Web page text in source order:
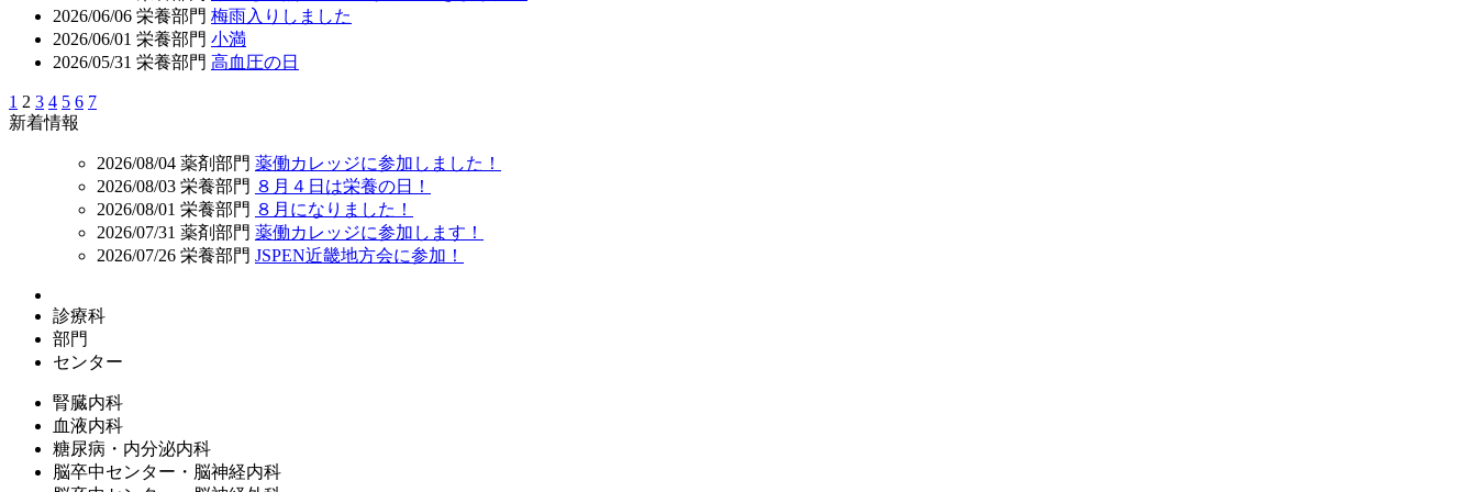
2026/06/06 栄養部門 梅雨入りしました
2026/06/01 栄養部門 小満
2026/05/31 栄養部門 高血圧の日
1 2 3 4 5 6 7
新着情報
2026/08/04 薬剤部門 薬働カレッジに参加しました！
2026/08/03 栄養部門 ８月４日は栄養の日！
2026/08/01 栄養部門 ８月になりました！
2026/07/31 薬剤部門 薬働カレッジに参加します！
2026/07/26 栄養部門 JSPEN近畿地方会に参加！
診療科
部門
センター
腎臓内科
血液内科
糖尿病・内分泌内科
脳卒中センター・脳神経内科